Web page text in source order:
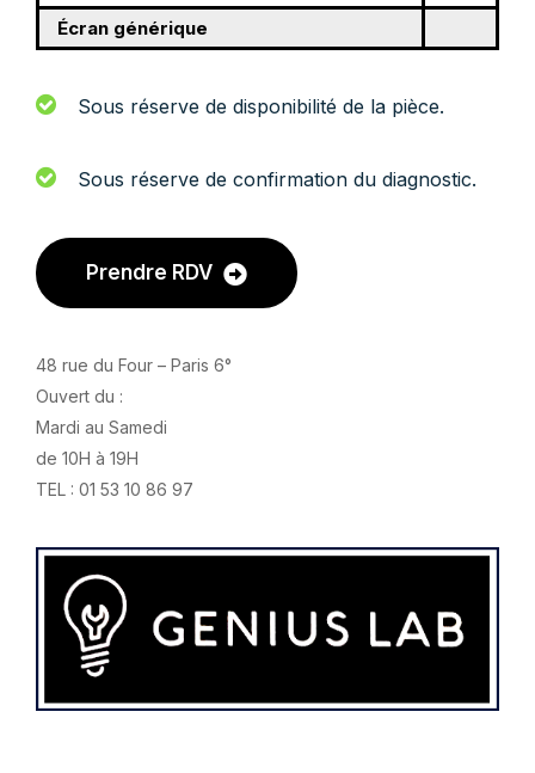
Écran générique
Sous réserve de disponibilité de la pièce.
Sous réserve de confirmation du diagnostic.
Prendre RDV
48 rue du Four – Paris 6°
Ouvert du :
Mardi au Samedi
de 10H à 19H
TEL : 01 53 10 86 97